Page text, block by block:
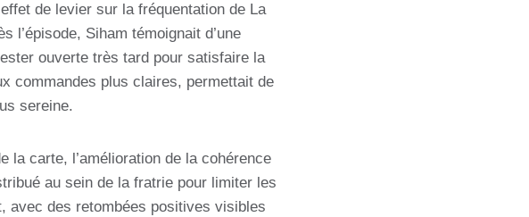
de levier sur la fréquentation de La
l’épisode, Siham témoignait d’une
ouverte très tard pour satisfaire la
commandes plus claires, permettait de
sereine.
la carte, l’amélioration de la cohérence
au sein de la fratrie pour limiter les
avec des retombées positives visibles